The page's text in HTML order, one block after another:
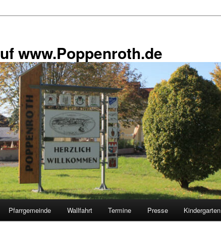
www.Poppenroth.de
Pfarrgemeinde Wallfahrt Termine Presse Kindergarten